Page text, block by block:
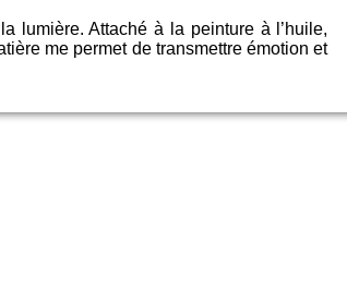
lumière. Attaché à la peinture à l’huile,
me permet de transmettre émotion et